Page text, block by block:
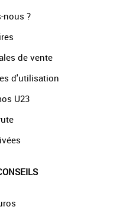
nous ?
de vente
d'utilisation
U23